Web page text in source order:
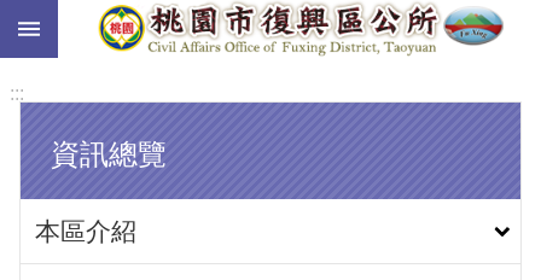
跳到主要內容區塊
:::
資訊總覽
本區介紹